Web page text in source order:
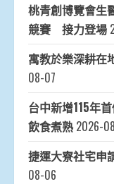
桃青創博覽會生
競賽 接力登場
寓教於樂深耕在
08-07
台中新增115年
飲食煮熟 2026-
捷運大寮社宅申
08-06